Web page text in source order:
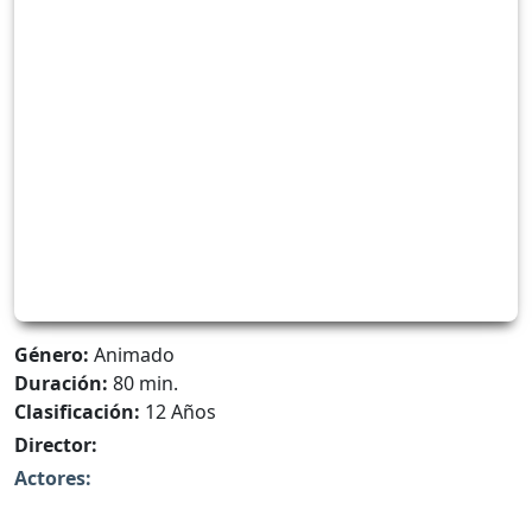
Género: Animado
Duración: 80 min.
Clasificación: 12 Años
Director:
Actores: